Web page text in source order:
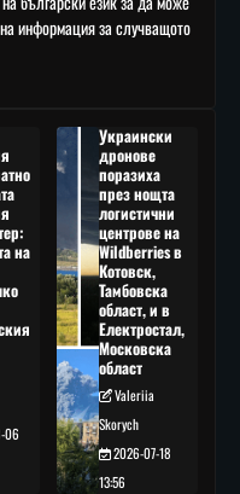
информация за случващото
на
06
Украински
дронове
поразиха
през нощта
логистични
центрове на
Wildberries в
Котовск,
Тамбовска
област, и в
Електростал,
Московска
област
Valeriia
Skorych
2026-07-18
13:56